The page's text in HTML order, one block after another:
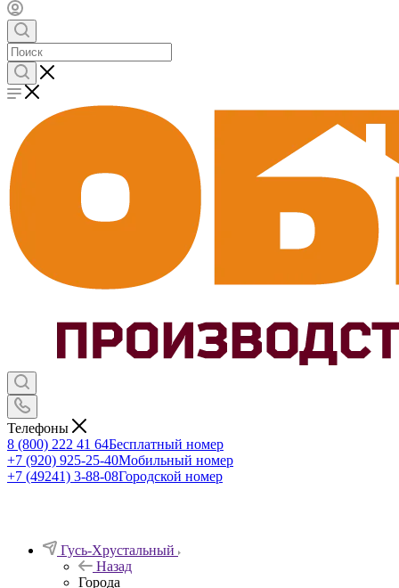
Телефоны
8 (800) 222 41 64Бесплатный номер
+7 (920) 925-25-40Мобильный номер
+7 (49241) 3-88-08Городской номер
Гусь-Хрустальный
Назад
Города